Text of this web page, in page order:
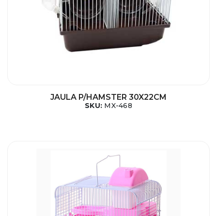
JAULA P/HAMSTER 30X22CM
SKU: MX-468